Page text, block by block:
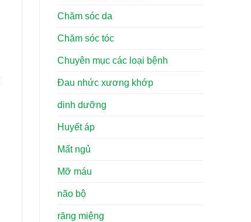
Chăm sóc da
Chăm sóc tóc
Chuyên mục các loại bệnh
Đau nhức xương khớp
dinh dưỡng
Huyết áp
Mất ngủ
Mỡ máu
não bộ
răng miệng